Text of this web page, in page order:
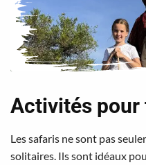
Activités
Les safaris ne sont pas
solitaires. Ils sont idéaux